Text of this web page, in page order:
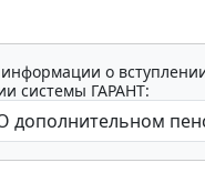
о
системы ГАРАНТ: